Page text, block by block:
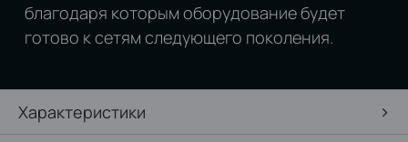
благодаря которым оборудование будет
готово к сетям следующего поколения.
Характеристики